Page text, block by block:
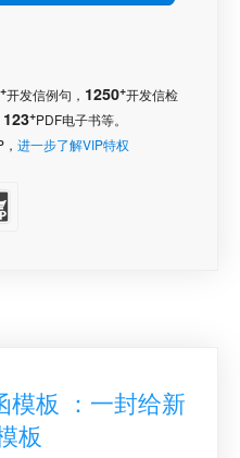
+开发信例句， 1250+开发信检
123+PDF电子书等。
进一步了解VIP特权
模板 ：一封给新
板